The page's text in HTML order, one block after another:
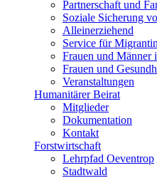
Partnerschaft und
Soziale Sicherung
Alleinerziehend
Service für
Frauen und Männer
Frauen und
Veranstaltungen
Humanitärer Beirat
Mitglieder
Dokumentation
Kontakt
Forstwirtschaft
Lehrpfad Oeventrop
Stadtwald